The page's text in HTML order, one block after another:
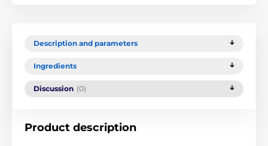
Description and parameters
Ingredients
Discussion (0)
Product description